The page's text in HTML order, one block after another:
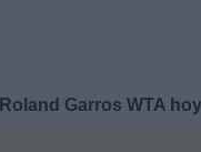
Garros WTA hoy